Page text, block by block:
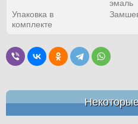
эмаль
Упаковка в
комплекте